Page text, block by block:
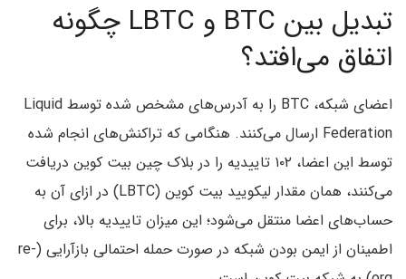
تبدیل بین BTC و LBTC چگونه
اتفاق می‌افتد؟
اعضای شبکه، BTC را به آدرس‌های مشخص شده توسط Liquid
Federation ارسال می‌کنند. هنگامی که تراکنش‌های انجام شده
توسط این اعضا، ۱۰۲ تاییدیه را در بلاک چین بیت کوین دریافت
می‌کنند، همان مقدار لیکویید بیت کوین (LBTC) در ازای آن به
حساب‌های اعضا منتقل می‌شود؛ این میزان تاییدیه بالا، برای
اطمینان از ایمن بودن شبکه در صورت حمله احتمالی بازآرایی (re-